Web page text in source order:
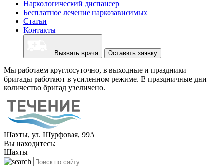
Наркологический диспансер
Бесплатное лечение наркозависимых
Статьи
Контакты
Вызвать врача Оставить заявку
Мы работаем круглосуточно, в выходные и праздники
бригады работают в усиленном режиме. В праздничные дни
количество бригад увеличено.
Шахты, ул. Шурфовая, 99А
Вы находитесь:
Шахты